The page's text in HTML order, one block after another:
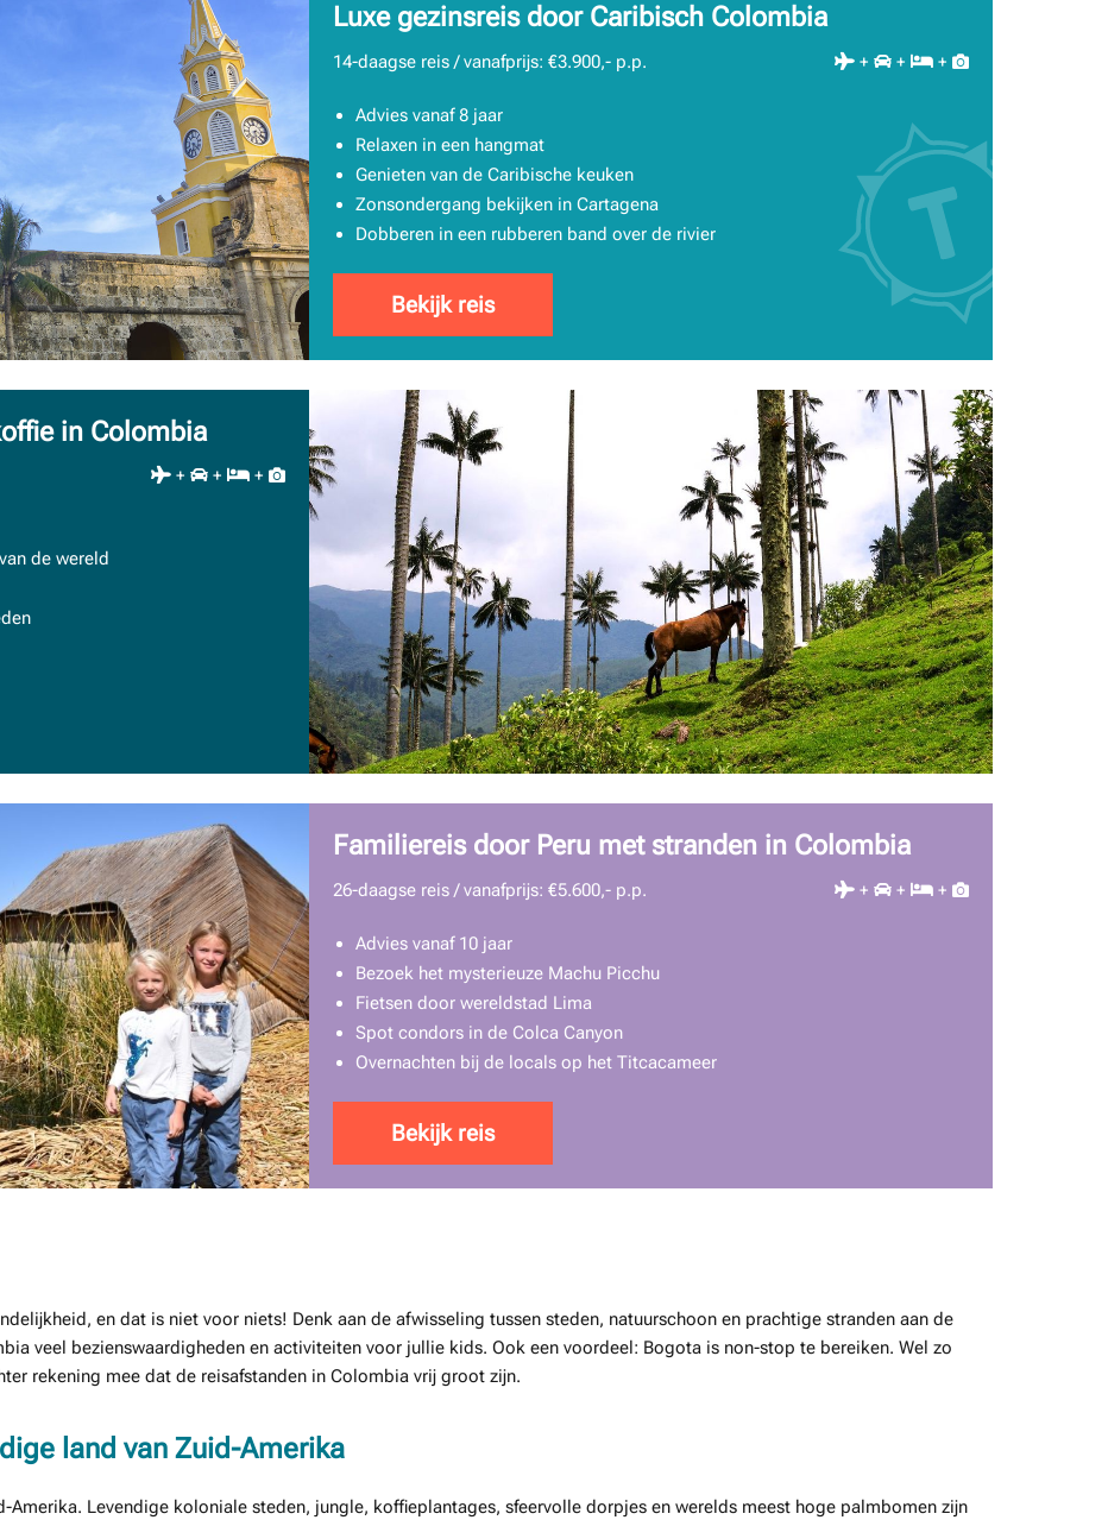
Luxe gezinsreis door Caribisch Colombia
14-daagse reis / vanafprijs: €3.900,- p.p. + + +
Advies vanaf 8 jaar
Relaxen in een hangmat
Genieten van de Caribische keuken
Zonsondergang bekijken in Cartagena
Dobberen in een rubberen band over de rivier
Bekijk reis
in Colombia
+ + +
de wereld
Familiereis door Peru met stranden in Colombia
26-daagse reis / vanafprijs: €5.600,- p.p. + + +
Advies vanaf 10 jaar
Bezoek het mysterieuze Machu Picchu
Fietsen door wereldstad Lima
Spot condors in de Colca Canyon
Overnachten bij de locals op het Titcacameer
Bekijk reis
en dat is niet voor niets! Denk aan de afwisseling tussen steden, natuurschoon en prachtige stranden aan de
veel bezienswaardigheden en activiteiten voor jullie kids. Ook een voordeel: Bogota is non-stop te bereiken. Wel zo
rekening mee dat de reisafstanden in Colombia vrij groot zijn.
land van Zuid-Amerika
Levendige koloniale steden, jungle, koffieplantages, sfeervolle dorpjes en werelds meest hoge palmbomen zijn